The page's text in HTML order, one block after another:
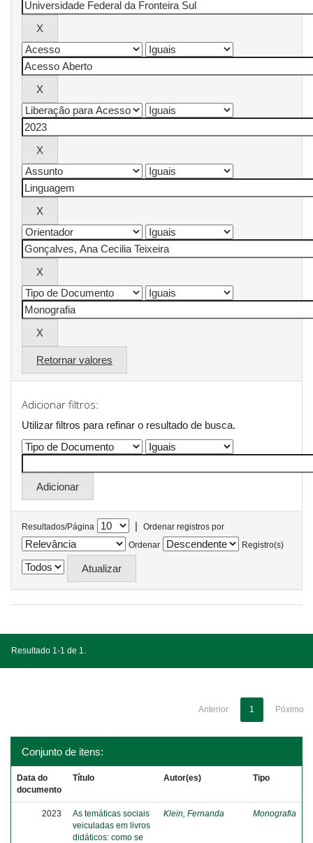
Retornar valores
Adicionar filtros:
Utilizar filtros para refinar o resultado de busca.
Resultados/Página |
Ordenar registros por
Ordenar
Registro(s)
Resultado 1-1 de 1.
Anterior 1 Póximo
Conjunto de itens:
Data do
documento
Título Autor(es) Tipo
2023
As temáticas sociais
veiculadas em livros
didáticos: como se
Klein, Fernanda Monografia